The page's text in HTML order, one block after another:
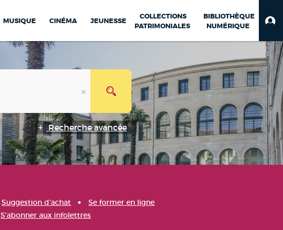
MUSIQUE CINÉMA JEUNESSE
COLLECTIONS
PATRIMONIALES
BIBLIOTHÈQUE
NUMÉRIQUE
Recherche avancée
Suggestion d'achat
Se former en ligne
S'abonner aux infolettres